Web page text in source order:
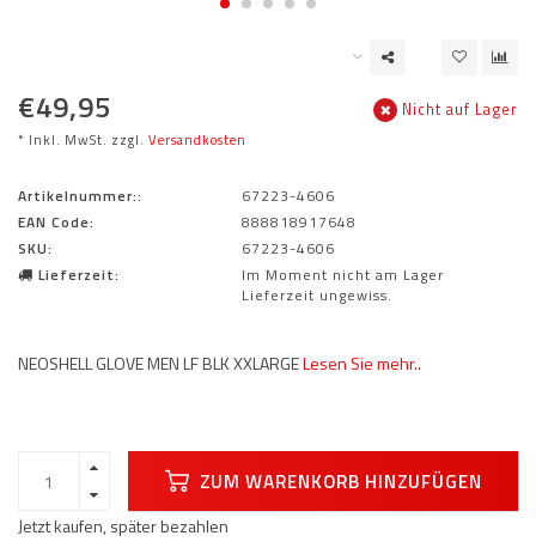
€49,95
* Inkl. MwSt. zzgl. Versandkosten
Nicht auf Lager
Artikelnummer::
67223-4606
EAN Code:
888818917648
SKU:
67223-4606
Lieferzeit:
Im Moment nicht am Lager
Lieferzeit ungewiss.
NEOSHELL GLOVE MEN LF BLK XXLARGELesen Sie mehr..
ZUM WARENKORB HINZUFÜGEN
Jetzt kaufen, später bezahlen